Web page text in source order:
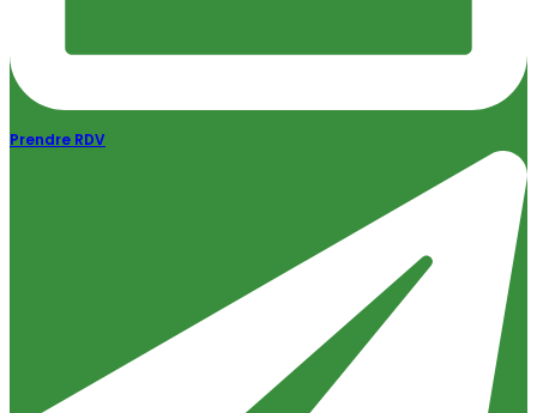
Prendre RDV